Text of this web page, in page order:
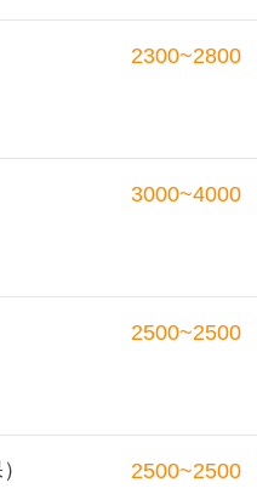
2300~2800
3000~4000
2500~2500
2500~2500